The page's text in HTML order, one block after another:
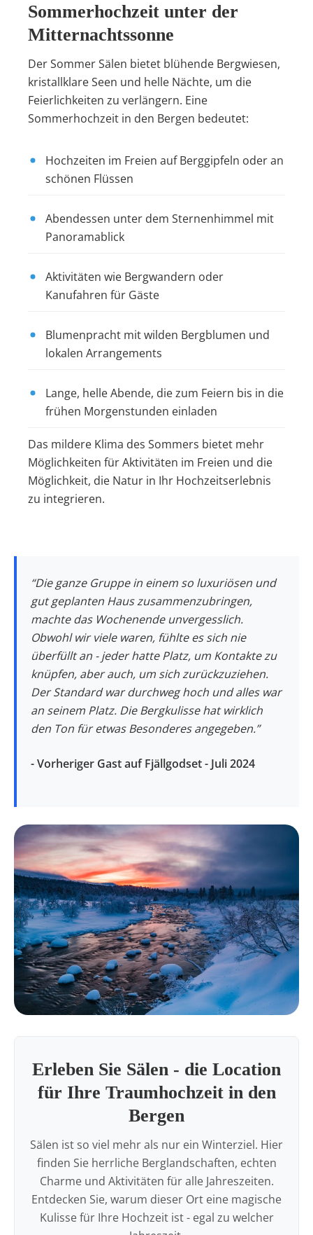
Sommerhochzeit unter der
Mitternachtssonne
Der Sommer Sälen bietet blühende Bergwiesen,
kristallklare Seen und helle Nächte, um die
Feierlichkeiten zu verlängern. Eine
Sommerhochzeit in den Bergen bedeutet:
Hochzeiten im Freien auf Berggipfeln oder an
schönen Flüssen
Abendessen unter dem Sternenhimmel mit
Panoramablick
Aktivitäten wie Bergwandern oder
Kanufahren für Gäste
Blumenpracht mit wilden Bergblumen und
lokalen Arrangements
Lange, helle Abende, die zum Feiern bis in die
frühen Morgenstunden einladen
Das mildere Klima des Sommers bietet mehr
Möglichkeiten für Aktivitäten im Freien und die
Möglichkeit, die Natur in Ihr Hochzeitserlebnis
zu integrieren.
“Die ganze Gruppe in einem so luxuriösen und
gut geplanten Haus zusammenzubringen,
machte das Wochenende unvergesslich.
Obwohl wir viele waren, fühlte es sich nie
überfüllt an - jeder hatte Platz, um Kontakte zu
knüpfen, aber auch, um sich zurückzuziehen.
Der Standard war durchweg hoch und alles war
an seinem Platz. Die Bergkulisse hat wirklich
den Ton für etwas Besonderes angegeben.”
- Vorheriger Gast auf Fjällgodset - Juli 2024
Erleben Sie Sälen - die Location
für Ihre Traumhochzeit in den
Bergen
Sälen ist so viel mehr als nur ein Winterziel. Hier
finden Sie herrliche Berglandschaften, echten
Charme und Aktivitäten für alle Jahreszeiten.
Entdecken Sie, warum dieser Ort eine magische
Kulisse für Ihre Hochzeit ist - egal zu welcher